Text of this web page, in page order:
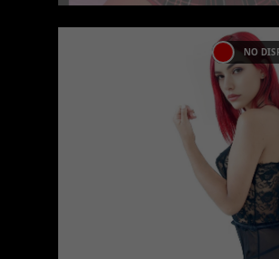
NO
Hola soy Isabel Acuña de 20
años, soy una prepago de
Medellin , tengo piel